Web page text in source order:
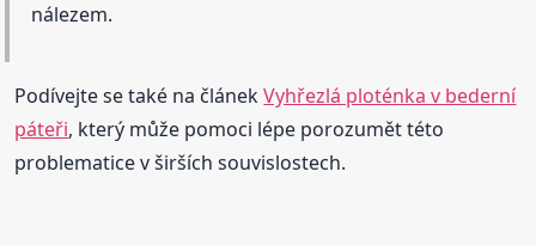
nálezem.
Podívejte se také na článekVyhřezlá ploténka v bederní
páteři, který může pomoci lépe porozumět této
problematice v širších souvislostech.